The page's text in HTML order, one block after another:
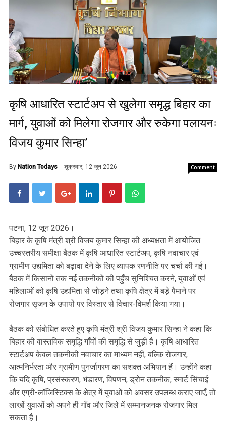
कृषि आधारित स्टार्टअप से खुलेगा समृद्ध बिहार का
मार्ग, युवाओं को मिलेगा रोजगार और रुकेगा पलायनः
विजय कुमार सिन्हा’
By Nation Todays शुक्रवार, 12 जून 2026 Comment
पटना, 12 जून 2026।
बिहार के कृषि मंत्री श्री विजय कुमार सिन्हा की अध्यक्षता में आयोजित
उच्चस्तरीय समीक्षा बैठक में कृषि आधारित स्टार्टअप, कृषि नवाचार एवं
ग्रामीण उद्यमिता को बढ़ावा देने के लिए व्यापक रणनीति पर चर्चा की गई।
बैठक में किसानों तक नई तकनीकों की पहुँच सुनिश्चित करने, युवाओं एवं
महिलाओं को कृषि उद्यमिता से जोड़ने तथा कृषि क्षेत्र में बड़े पैमाने पर
रोजगार सृजन के उपायों पर विस्तार से विचार-विमर्श किया गया।
बैठक को संबोधित करते हुए कृषि मंत्री श्री विजय कुमार सिन्हा ने कहा कि
बिहार की वास्तविक समृद्धि गाँवों की समृद्धि से जुड़ी है। कृषि आधारित
स्टार्टअप केवल तकनीकी नवाचार का माध्यम नहीं, बल्कि रोजगार,
आत्मनिर्भरता और ग्रामीण पुनर्जागरण का सशक्त अभियान हैं। उन्होंने कहा
कि यदि कृषि, प्रसंस्करण, भंडारण, विपणन, ड्रोन तकनीक, स्मार्ट सिंचाई
और एग्री-लॉजिस्टिक्स के क्षेत्र में युवाओं को अवसर उपलब्ध कराए जाएँ, तो
लाखों युवाओं को अपने ही गाँव और जिले में सम्मानजनक रोजगार मिल
सकता है।